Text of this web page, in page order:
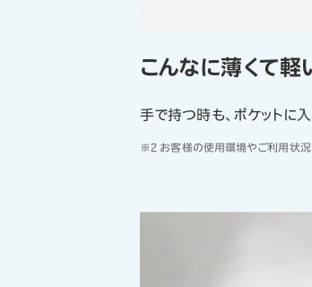
こんなに薄くて軽
手で持つ時も、ポケットに
※2 お客様の使用環境やご利用状況